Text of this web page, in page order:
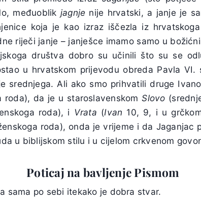
međuoblik jagnje nije hrvatski, a janje je
koja je kao izraz iščezla iz
riječi janje – janješce imamo samo u
društva dobro su učinili što su se
u hrvatskom prijevodu obreda Pavla VI.
srednjega. Ali ako smo prihvatili druge
roda), da je u staroslavenskomSlovo
roda), i Vrata (Ivan 10, 9, i u
roda), onda je vrijeme i da Jaganjac
u biblijskom stilu i u cijelom crkvenom
Poticaj na bavljenje Pismom
sama po sebi itekako je dobra stvar.